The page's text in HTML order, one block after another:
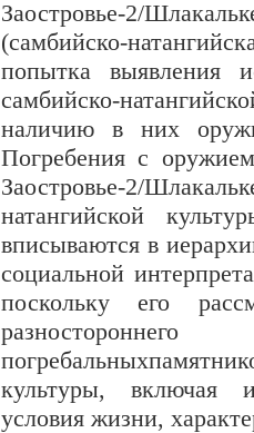
Заостровье-2/
(самбийско-
попытка выявления
самбийско-
наличию в них
Погребения с
Заостровье-2/
натангийской
вписываются в
социальной
поскольку его
культуры, включая
условия жизни,